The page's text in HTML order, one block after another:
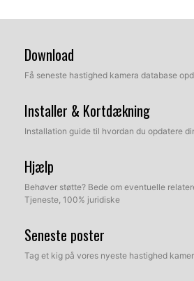
Download
Få seneste hastighed kamera database
Installer & Kortdækning
Installation guide til hvordan du opdatere
Hjælp
Behøver støtte? Bede om eventuelle
Tjeneste, 100% juridiske
Seneste poster
Tag et kig på vores nyeste hastighed